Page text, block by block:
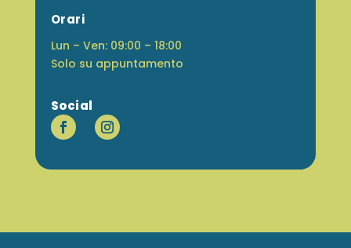
Orari
Lun – Ven: 09:00 – 18:00
Solo su appuntamento
Social